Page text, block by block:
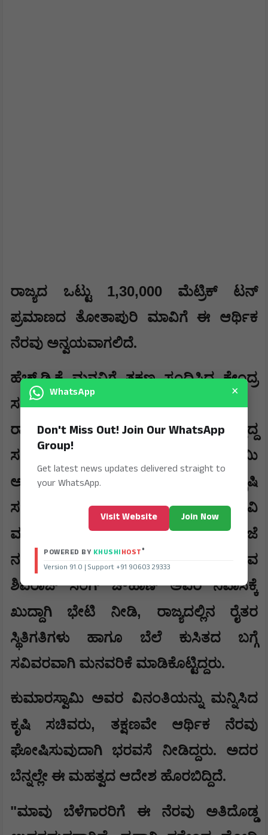
​ರಾಜ್ಯದ ಒಟ್ಟು 1,30,000ಮೆಟ್ರಿಕ್ ಟನ್
ಪ್ರಮಾಣದ ತೋತಾಪುರಿ ಮಾವಿಗೆ ಈ ಆರ್ಥಿಕ
ನೆರವು ಅನ್ವಯವಾಗಲಿದೆ.
​ಹೆಚ್.ಡಿ.ಕೆ ಮನವಿಗೆ ತಕ್ಷಣ ಸ್ಪಂದಿಸಿದ ಕೇಂದ್ರ
ಸಚಿವರು
​ರಾಜ್ಯದಲ್ಲಿ ಮಾವು ಬೆಳೆಗಾರರು ಎದುರಿಸುತ್ತಿದ್ದ
ಸಂಕಷ್ಟದ ಕುರಿತು ಹೆಚ್.ಡಿ. ಕುಮಾರಸ್ವಾಮಿ
ಅವರು ಜೂನ್17, 2026
ರಂದು ಕೇಂದ್ರ ಕೃಷಿ
ಸಚಿವರಿಗೆ ಸುದೀರ್ಘ ಪತ್ರ ಬರೆದು ಮನವಿ
ಮಾಡಿದ್ದರು. ತದನಂತರ,ಬುಧವಾರ ಸಂಜೆ
ನವದೆಹಲಿಯಲ್ಲಿರುವ ಕೇಂದ್ರ ಕೃಷಿ ಸಚಿವ
ಶಿವರಾಜ್ ಸಿಂಗ್ ಚೌಹಾಣ್ ಅವರ ನಿವಾಸಕ್ಕೆ
ಖುದ್ದಾಗಿ ಭೇಟಿ ನೀಡಿ, ರಾಜ್ಯದಲ್ಲಿನ ರೈತರ
ಸ್ಥಿತಿಗತಿಗಳು ಹಾಗೂ ಬೆಲೆ ಕುಸಿತದ ಬಗ್ಗೆ
ಸವಿವರವಾಗಿ ಮನವರಿಕೆ ಮಾಡಿಕೊಟ್ಟಿದ್ದರು.
​ಕುಮಾರಸ್ವಾಮಿ ಅವರ ವಿನಂತಿಯನ್ನು ಮನ್ನಿಸಿದ
ಕೃಷಿ ಸಚಿವರು, ತಕ್ಷಣವೇ ಆರ್ಥಿಕ ನೆರವು
ಘೋಷಿಸುವುದಾಗಿ ಭರವಸೆ ನೀಡಿದ್ದರು. ಅದರ
ಬೆನ್ನಲ್ಲೇ ಈ ಮಹತ್ವದ ಆದೇಶ ಹೊರಬಿದ್ದಿದೆ.
​"ಮಾವು ಬೆಳೆಗಾರರಿಗೆ ಈ ನೆರವು ಅತಿದೊಡ್ಡ
WhatsApp ×
Don't Miss Out! Join Our WhatsApp
Group!
Get latest news updates delivered straight to
your WhatsApp.
Visit Website Join Now
POWERED BY KHUSHIHOST®
Version 91.0 | Support +91 90603 29333